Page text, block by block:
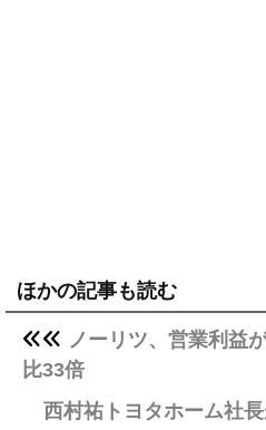
ほかの記事も読む
ノーリツ、営業利益
比33倍
西村祐トヨタホーム社